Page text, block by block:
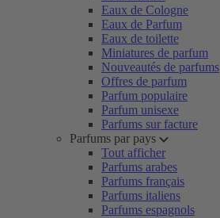
Eaux de Cologne
Eaux de Parfum
Eaux de toilette
Miniatures de parfum
Nouveautés de parfums
Offres de parfum
Parfum populaire
Parfum unisexe
Parfums sur facture
Parfums par pays
Tout afficher
Parfums arabes
Parfums français
Parfums italiens
Parfums espagnols